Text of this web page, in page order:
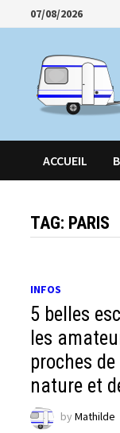
to
content
07/08/2026
ACCUEIL
TAG: PARIS
INFOS
5 belles
les
proches
nature et
byMathilde